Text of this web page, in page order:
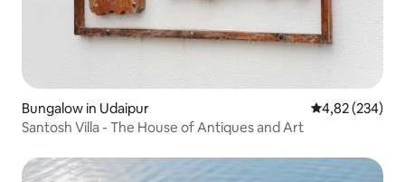
Bungalow in Udaipur Gemiddelde
4,82 (234)
Santosh Villa - The House of Antiques and Art